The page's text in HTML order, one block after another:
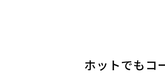
ホットでもコ